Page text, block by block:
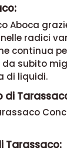
Aboca
radici
continua
subito
di liquidi.
di
Tarassaco: